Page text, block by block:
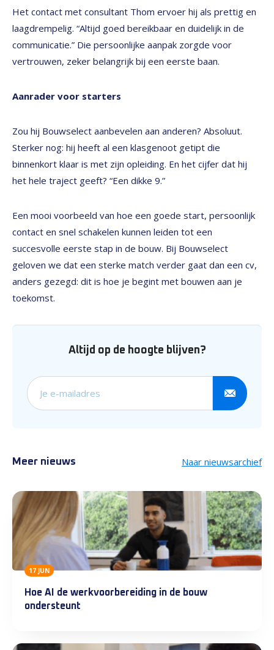
Het contact met consultant Thom ervoer hij als prettig en
laagdrempelig. “Altijd goed bereikbaar en duidelijk in de
communicatie.” Die persoonlijke aanpak zorgde voor
vertrouwen, zeker belangrijk bij een eerste baan.
Aanrader voor starters
Zou hij Bouwselect aanbevelen aan anderen? Absoluut.
Sterker nog: hij heeft al een klasgenoot getipt die
binnenkort klaar is met zijn opleiding. En het cijfer dat hij
het hele traject geeft? “Een dikke 9.”
Een mooi voorbeeld van hoe een goede start, persoonlijk
contact en snel schakelen kunnen leiden tot een
succesvolle eerste stap in de bouw. Bij Bouwselect
geloven we dat een sterke match verder gaat dan een cv,
anders gezegd: dit is hoe je begint met bouwen aan je
toekomst.
Altijd op de hoogte blijven?
Schrijf je in voor onze
Meer nieuws Naar nieuwsarchief
17 JUN
Hoe AI de werkvoorbereiding in de bouw
ondersteunt